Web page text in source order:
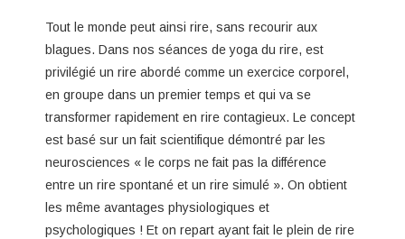
Tout le monde peut ainsi rire, sans recourir aux
blagues. Dans nos séances de yoga du rire, est
privilégié un rire abordé comme un exercice corporel,
en groupe dans un premier temps et qui va se
transformer rapidement en rire contagieux. Le concept
est basé sur un fait scientifique démontré par les
neurosciences « le corps ne fait pas la différence
entre un rire spontané et un rire simulé ». On obtient
les même avantages physiologiques et
psychologiques ! Et on repart ayant fait le plein de rire